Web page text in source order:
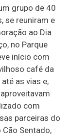
grupo de 40
se reuniram e
ao Dia
no Parque
início com
café da
as vias e,
com
parceiras do
Sentado,